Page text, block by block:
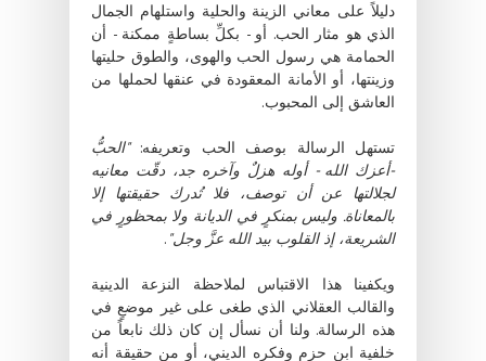
دليلاً على معاني الزينة والحلية واستلهام الجمال
الذي هو مثار الحب. أو - بكلِّ بساطةٍ ممكنة - أن
الحمامة هي رسول الحب والهوى، والطوق حليتها
وزينتها، أو الأمانة المعقودة في عنقها لحملها من
العاشق إلى المحبوب.
تستهل الرسالة بوصف الحب وتعريفه:"الحبُّ
-أعزك الله - أوله هزلٌ وآخره جد، دقّت معانيه
لجلالتها عن أن توصف، فلا تُدرك حقيقتها إلا
بالمعاناة. وليس بمنكرٍ في الديانة ولا بمحظورٍ في
الشريعة، إذ القلوب بيد الله عزَّ وجل" .
ويكفينا هذا الاقتباس لملاحظة النزعة الدينية
والقالب العقلاني الذي طغى على غير موضعٍ في
هذه الرسالة. ولنا أن نسأل إن كان ذلك نابعاً من
خلفية ابن حزم وفكره الديني، أو من حقيقة أنه